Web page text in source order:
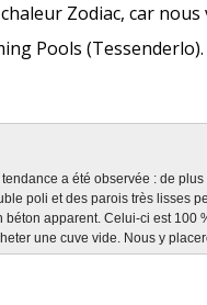
Zodiac, car
Pools
a été observée : de
poli et des parois très lisses
apparent. Celui-ci est
une cuve vide. Nous y